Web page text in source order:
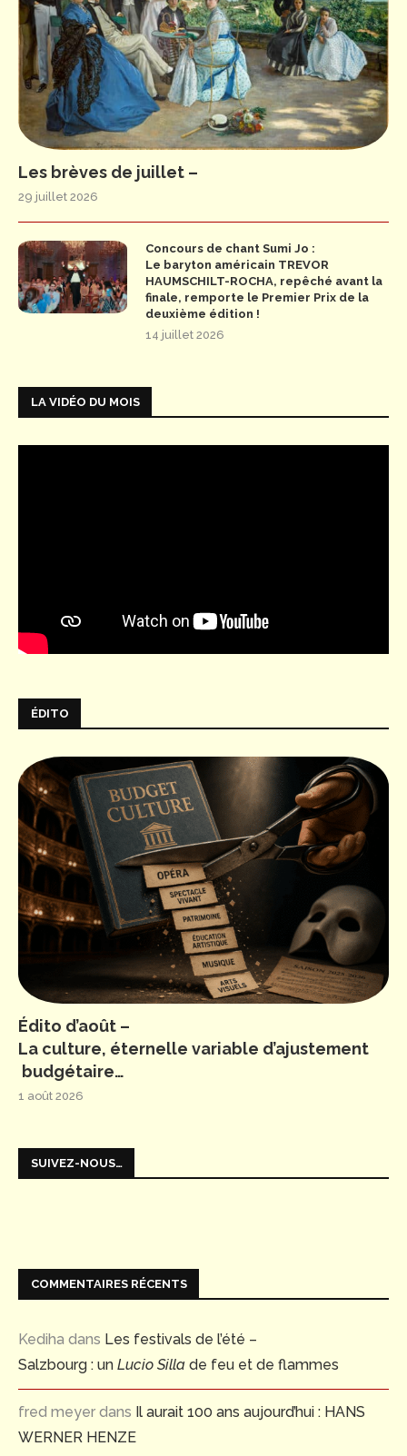
Les brèves de juillet –
29 juillet 2026
Concours de chant Sumi Jo :
Le baryton américain TREVOR
HAUMSCHILT-ROCHA, repêché avant la
finale, remporte le Premier Prix de la
deuxième édition !
14 juillet 2026
LA VIDÉO DU MOIS
ÉDITO
Édito d’août –
La culture, éternelle variable d’ajustement
budgétaire…
1 août 2026
SUIVEZ-NOUS…
COMMENTAIRES RÉCENTS
Kediha dans Les festivals de l’été –
Salzbourg : un Lucio Silla de feu et de flammes
fred meyer dans Il aurait 100 ans aujourd’hui : HANS
WERNER HENZE